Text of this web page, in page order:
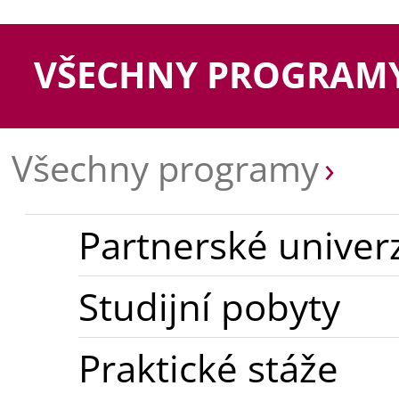
VŠECHNY
Všechny programy
Partnerské
Studijní pobyty
Praktické stáže